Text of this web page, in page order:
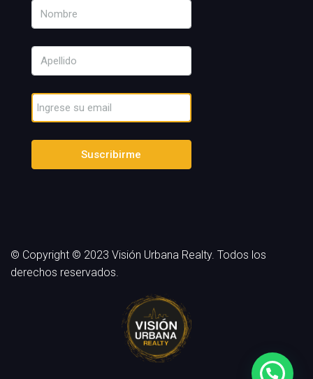
Suscribirme
© Copyright © 2023 Visión Urbana Realty. Todos los
derechos reservados.